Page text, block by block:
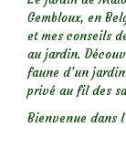
Gembloux, en
et mes conseils
au jardin.
faune d’un
privé au fil des
Bienvenue dans